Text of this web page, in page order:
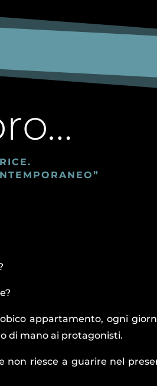
appartamento, ogni
di mano ai protagonisti.
non riesce a guarire nel